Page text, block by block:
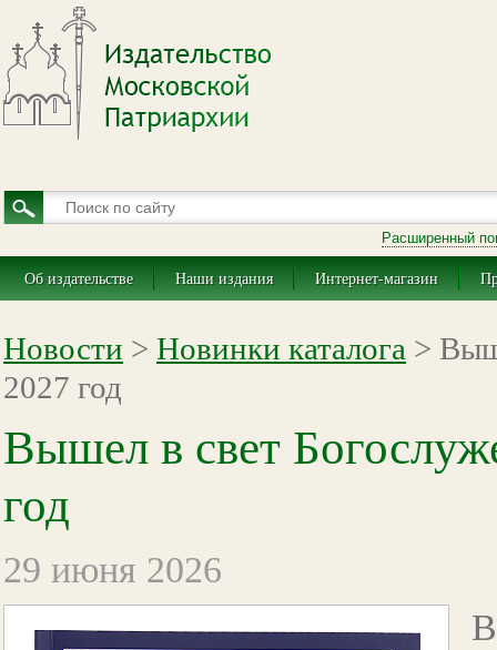
Расширенный
Об издательстве Наши издания Интернет-магазин
Новости > Новинки каталога >
2027 год
Вышел в свет
год
29 июня 2026